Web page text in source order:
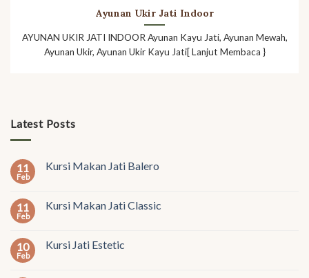
Latest Posts
11
Feb
Kursi Makan Jati Balero
11
Feb
Kursi Makan Jati Classic
10
Feb
Kursi Jati Estetic
Ayunan Ukir Jati Indoor
AYUNAN UKIR JATI INDOOR Ayunan Kayu Jati, Ayunan Mewah,
Ayunan Ukir, Ayunan Ukir Kayu Jati[ Lanjut Membaca }